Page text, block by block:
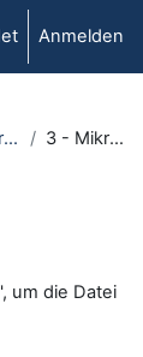
Anmelden
Vorlesungsmaterialien + Literatur 3 - Mikroökonomie
', um die Datei